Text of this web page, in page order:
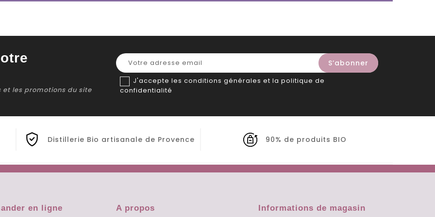
et les promotions du site
J'accepte les conditions générales et la politique de
confidentialité
Distillerie Bio artisanale de Provence 90% de produits BIO
en ligne A propos Informations de magasin